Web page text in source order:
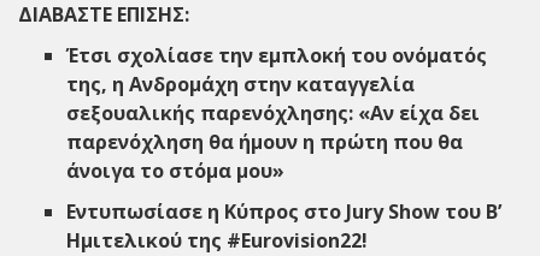
ΔΙΑΒΑΣΤΕ ΕΠΙΣΗΣ:
Έτσι σχολίασε την εμπλοκή του ονόματός
της, η Ανδρομάχη στην καταγγελία
σεξουαλικής παρενόχλησης: «Αν είχα δει
παρενόχληση θα ήμουν η πρώτη που θα
άνοιγα το στόμα μου»
Εντυπωσίασε η Κύπρος στο Jury Show του Β’
Ημιτελικού της #Eurovision22!